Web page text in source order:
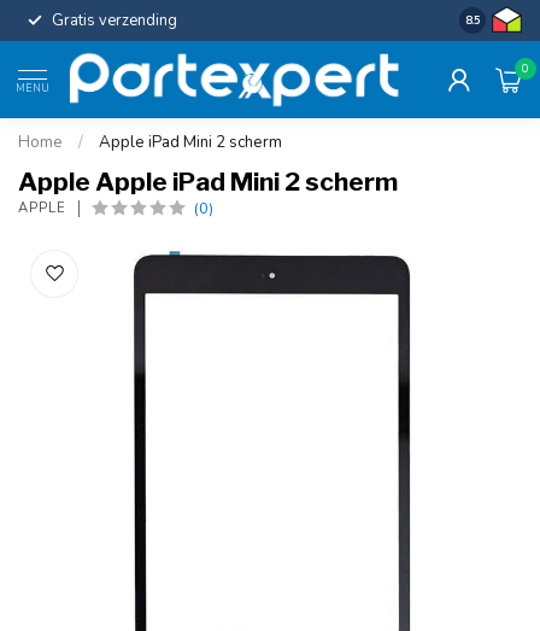
Gratis verzending Uniforme
8.5
MENU
0
Home / Apple iPad Mini 2 scherm
Apple Apple iPad Mini 2 scherm
APPLE (0)